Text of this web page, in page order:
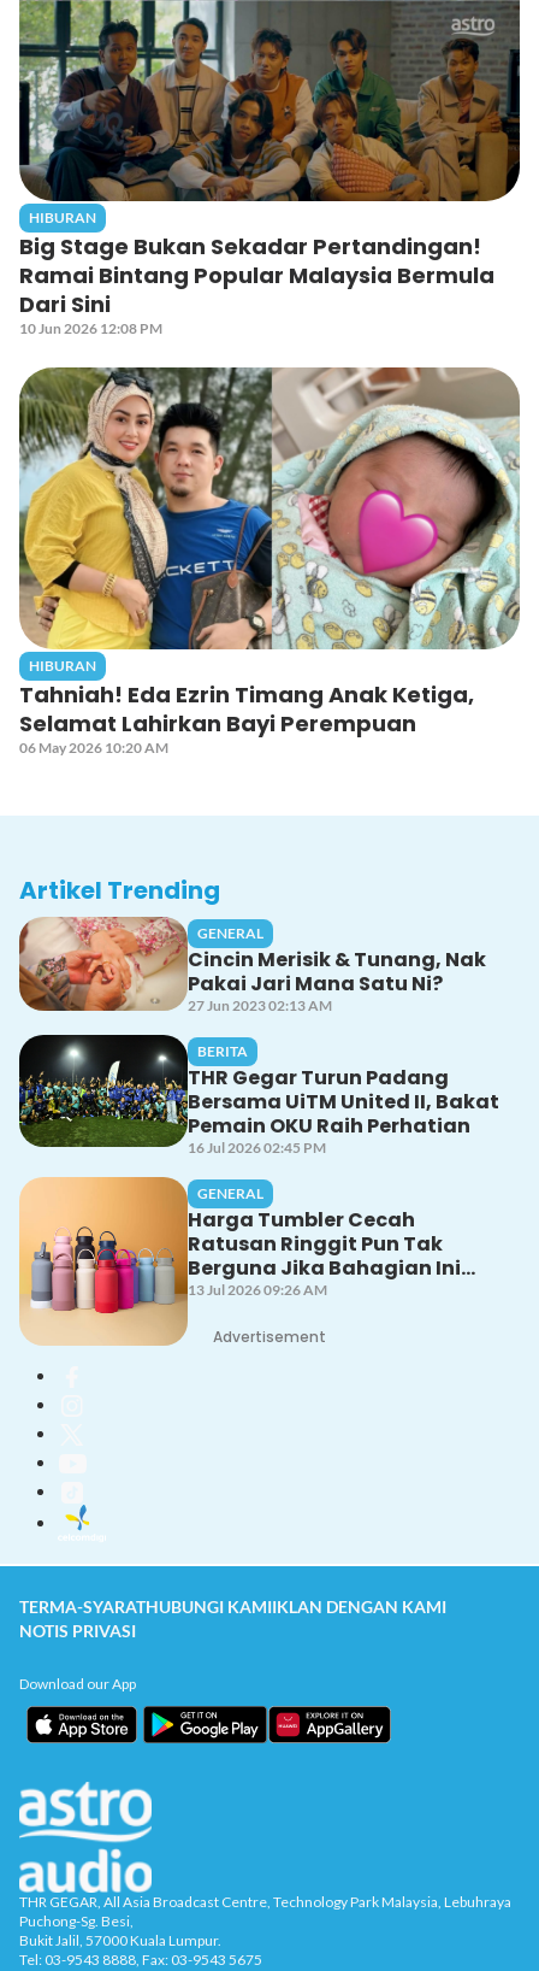
HIBURAN
Big Stage Bukan Sekadar Pertandingan!
Ramai Bintang Popular Malaysia Bermula
Dari Sini
10 Jun 2026 12:08 PM
HIBURAN
Tahniah! Eda Ezrin Timang Anak Ketiga,
Selamat Lahirkan Bayi Perempuan
06 May 2026 10:20 AM
Artikel Trending
GENERAL
Cincin Merisik & Tunang, Nak
Pakai Jari Mana Satu Ni?
27 Jun 2023 02:13 AM
BERITA
THR Gegar Turun Padang
Bersama UiTM United II, Bakat
Pemain OKU Raih Perhatian
16 Jul 2026 02:45 PM
GENERAL
Harga Tumbler Cecah
Ratusan Ringgit Pun Tak
Berguna Jika Bahagian Ini
Tak Dicuci Dengan Betul!
13 Jul 2026 09:26 AM
Advertisement
TERMA-SYARATHUBUNGI KAMIIKLAN DENGAN KAMI
NOTIS PRIVASI
THR GEGAR, All Asia Broadcast Centre, Technology Park Malaysia, Lebuhraya
Puchong-Sg. Besi,
Bukit Jalil, 57000 Kuala Lumpur.
Tel: 03-9543 8888, Fax: 03-9543 5675
Download our App